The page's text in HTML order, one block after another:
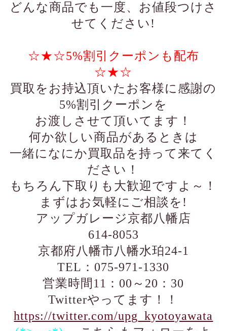
どんな商品でも一度、お値段つけさ
せてください!
☆★☆5%割引クーポンも配布
☆★☆
買取をお持込頂いたお客様に感謝の
5%割引クーポンを
お渡しさせて頂いてます！
何か欲しい商品があるときは
一緒になにか買取品を持って来てく
ださい！
もちろん下取りも大歓迎ですよ～！
まずはお気軽にご相談を!
アップガレージ京都八幡店
614-8053
京都府八幡市八幡水珀24-1
TEL：075-971-1330
営業時間11：00～20：30
Twitterやってます！！
https://twitter.com/upg_kyotoyawata